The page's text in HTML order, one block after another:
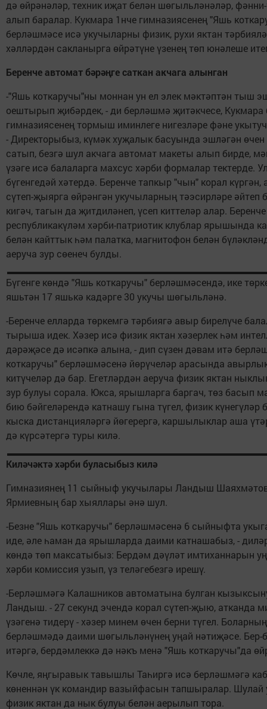
дә өйрәнәләр, техник иҗат белән шөгыльләнәләр,
алып баралар. Кукмара 1нче гимназиясенең "Яшь
берләшмәсе исә укучыларны физик, рухи яктан
хәлләрдән сакланырга өйрәтүне үзенең төп юнәлеше
Беренче автомат бәрәңге саткан акчага алынган
-"Яшь коткаручы"ны моннан ун ел элек мәктәптән тыш
оештырып җибәрдек, - ди берләшмә җитәкчесе, Кукмара
гимназиясенең тормыш иминлеге нигезләре фәне
- Директорыбыз, күмәк хуҗалык басуында эшләгән өчен
сатып, безгә шул акчага автомат макеты алып бирде,
үзәге исә балаларга махсус хәрби формалар тектерде.
бүгенгедәй хәтердә. Беренче тапкыр "чын" корал
сүтеп-җыярга өйрәнгән укучыларның тәэсирләре әйтеп
кигәч, тагын да җитдиләнеп, үсеп киттеләр алар.
республикакүләм хәрби-патриотик клублар ярышында
белән кайттык һәм палатка, магнитофон белән
аеруча зур сөенеч булды.
Бүгенге көндә "Яшь коткаручы" берләшмәсендә, ике
яшьтән 17 яшькә кадәрге 30 укучы шөгыльләнә.
-Беренче елларда төркемгә тәрбиягә авыр бирелүче
тырыша идек. Хәзер исә физик яктан хәзерлек һәм
дәрәҗәсе дә исәпкә алына, - дип сүзен дәвам итә
коткаручы" берләшмәсенә йөрүчеләр арасында
китүчеләр дә бар. Егетләрдән аеруча физик яктан
зур булуы сорала. Юкса, ярышларга баргач, төз басып
бию бәйгеләрендә катнашу гына түгел, физик
кыска дистанцияләргә йөгерергә, каршылыклар аша
дә күрсәтергә туры килә.
Киләчәктә хәрби буласыбыз килә
Гимназиянең 11 сыйныф укучылары Ландыш
Ярмиевның бар хыяллары әнә шул.
-Безне "Яшь коткаручы" берләшмәсенә 6 сыйныфта
иде, әле һаман да ярышларда даими катнашабыз, -
көндә төп максатыбыз: Бердәм дәүләт имтиханнарын
хәрби комиссия узып, үз теләгебезгә ирешү.
-Берләшмәгә Калашников автоматына булган
Ландыш. - 27 секунд эчендә корал сүтеп-җыю, атканда
үзәгенә тидерү - хәзер минем өчен берни түгел.
берләшмәдә даими шөгыльләнүнең уңай нәтиҗәсе. Бер-
итәргә, бердәмлеккә дә нәкъ менә "Яшь коткаручы"да
Көчле, яңгыравык тавышлы Таһиргә исә берләшмәгә
көненнән үк командир вазыйфасын тапшыралар. Шулай
физик яктан да нык булуы белән аерылып тора.